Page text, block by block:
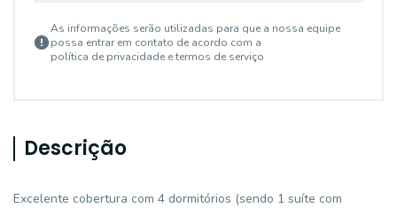
As informações serão utilizadas para que a nossa equipe
possa entrar em contato de acordo com a
política de privacidade e termos de serviço
Descrição
Excelente cobertura com 4 dormitórios (sendo 1 suíte com